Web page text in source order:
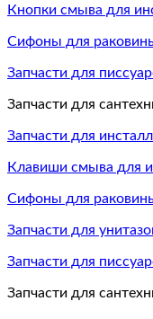
Кнопки смыва для
Сифоны для
Запчасти для
Запчасти для
Запчасти для
Клавиши смыва для
Сифоны для
Запчасти для
Запчасти для
Запчасти для